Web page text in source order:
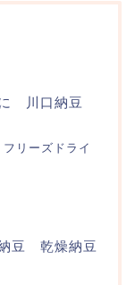
に 川口納豆
リーズドライ
豆 乾燥納豆